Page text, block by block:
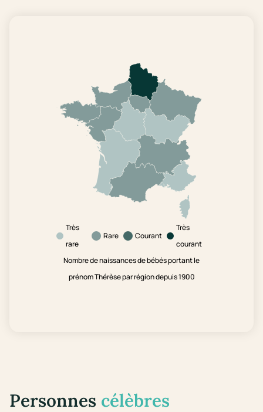
Très
rare
Rare Courant
Très
courant
Nombre de naissances de bébés portant le
prénom Thérèse par région depuis 1900
Personnes célèbres